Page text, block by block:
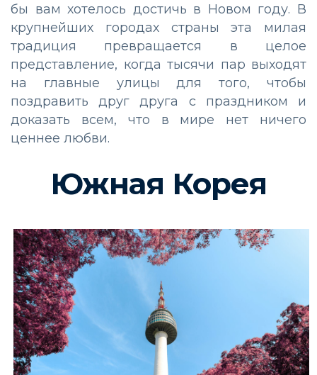
бы вам хотелось достичь в Новом году. В
крупнейших городах страны эта милая
традиция превращается в целое
представление, когда тысячи пар выходят
на главные улицы для того, чтобы
поздравить друг друга с праздником и
доказать всем, что в мире нет ничего
ценнее любви.
Южная Корея